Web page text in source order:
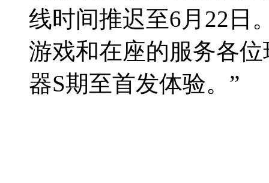
线时间推迟至6月22日
游戏和在座的服务各
器S期至首发体验。”